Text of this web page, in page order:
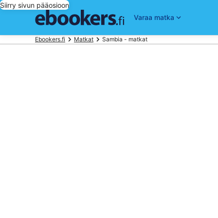
Siirry sivun pääosioon
Varaa matka
Ebookers.fi Matkat Sambia - matkat